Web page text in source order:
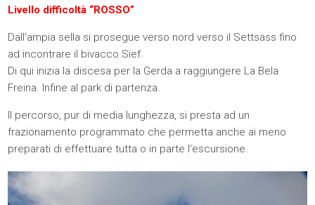
Livello difficoltà “ROSSO”
Dall’ampia sella si prosegue verso nord verso il Settsass fino
ad incontrare il bivacco Sief.
Di qui inizia la discesa per la Gerda a raggiungere La Bela
Freina. Infine al park di partenza.
Il percorso, pur di media lunghezza, si presta ad un
frazionamento programmato che permetta anche ai meno
preparati di effettuare tutta o in parte l’escursione.